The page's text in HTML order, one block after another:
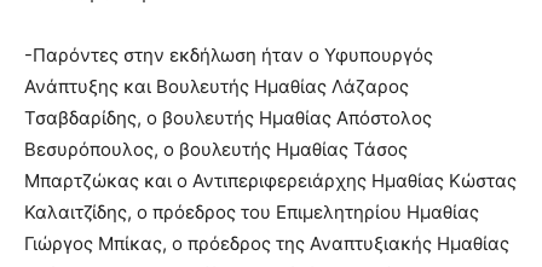
-Παρόντες στην εκδήλωση ήταν ο Υφυπουργός
Ανάπτυξης και Βουλευτής Ημαθίας Λάζαρος
Τσαβδαρίδης, ο βουλευτής Ημαθίας Απόστολος
Βεσυρόπουλος, ο βουλευτής Ημαθίας Τάσος
Μπαρτζώκας και ο Αντιπεριφερειάρχης Ημαθίας Κώστας
Καλαιτζίδης, ο πρόεδρος του Επιμελητηρίου Ημαθίας
Γιώργος Μπίκας, ο πρόεδρος της Αναπτυξιακής Ημαθίας